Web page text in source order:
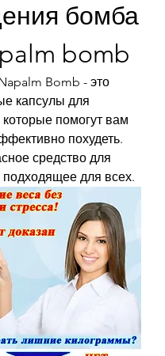
бомба
bomb
Bomb - это
капсулы для
которые помогут вам
похудеть.
средство для
подходящее для всех.